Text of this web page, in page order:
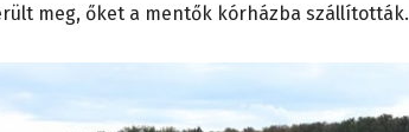
meg, őket a mentők kórházba szállították.